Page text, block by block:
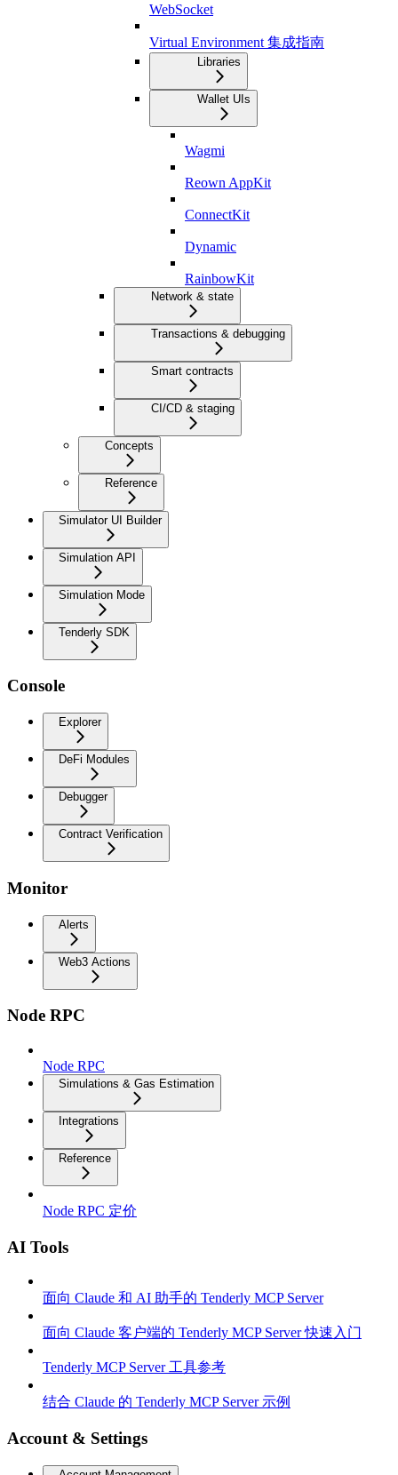
WebSocket
Virtual Environment 集成指南
Libraries
Wallet UIs
Wagmi
Reown AppKit
ConnectKit
Dynamic
RainbowKit
Network & state
Transactions & debugging
Smart contracts
CI/CD & staging
Concepts
Reference
Simulator UI Builder
Simulation API
Simulation Mode
Tenderly SDK
Console
Explorer
DeFi Modules
Debugger
Contract Verification
Monitor
Alerts
Web3 Actions
Node RPC
Node RPC
Simulations & Gas Estimation
Integrations
Reference
Node RPC 定价
AI Tools
面向 Claude 和 AI 助手的 Tenderly MCP Server
面向 Claude 客户端的 Tenderly MCP Server 快速入门
Tenderly MCP Server 工具参考
结合 Claude 的 Tenderly MCP Server 示例
Account & Settings